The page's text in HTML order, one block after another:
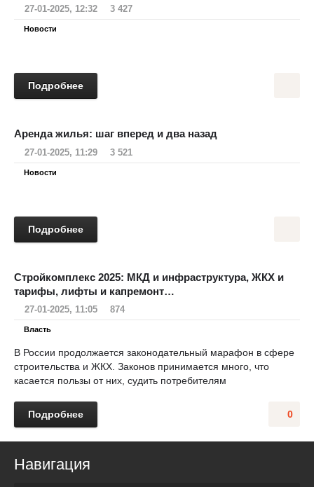
27-01-2025, 12:32 3 427
Новости
Подробнее
Аренда жилья: шаг вперед и два назад
27-01-2025, 11:29 3 521
Новости
Подробнее
Стройкомплекс 2025: МКД и инфраструктура, ЖКХ и
тарифы, лифты и капремонт…
27-01-2025, 11:05 874
Власть
В России продолжается законодательный марафон в сфере
строительства и ЖКХ. Законов принимается много, что
касается пользы от них, судить потребителям
0
Подробнее
Навигация